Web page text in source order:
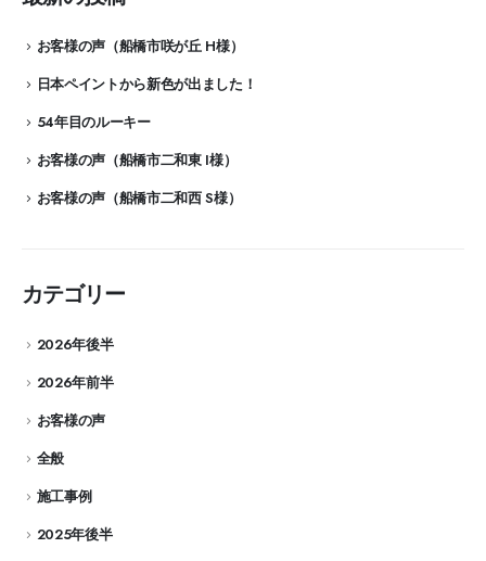
お客様の声（船橋市咲が丘 H様）
日本ペイントから新色が出ました！
54年目のルーキー
お客様の声（船橋市二和東 I様）
お客様の声（船橋市二和西 S様）
カテゴリー
2026年後半
2026年前半
お客様の声
全般
施工事例
2025年後半